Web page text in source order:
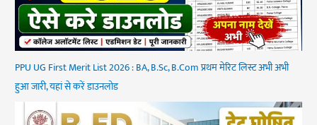
PPU UG First Merit List 2026 : BA, B.Sc, B.Com प्रथम मेरिट लिस्ट अभी अभी
हुआ जारी, यहां से करें डाउनलोड